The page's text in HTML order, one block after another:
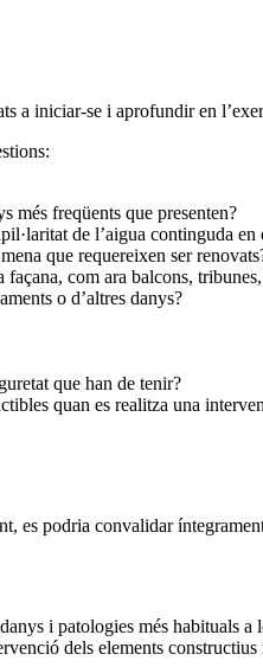
a iniciar-se i aprofundir en
més freqüents que presenten?
de l’aigua continguda en
que requereixen ser
com ara balcons,
o d’altres danys?
que han de tenir?
quan es realitza una
es podria convalidar
i patologies més habituals a
dels elements constructius